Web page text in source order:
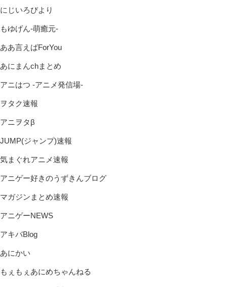
にじいろびより
もゆげん-萌癒元-
ああ言えばForYou
あにまんchまとめ
アニはつ -アニメ発信場-
ヲタク速報
アニヲタβ
JUMP(ジャンプ)速報
気まぐれアニメ速報
アニゲー好きのうずきんブログ
マガジンまとめ速報
アニゲーNEWS
アキバBlog
あにかい
もぇもぇあにめちゃんねる